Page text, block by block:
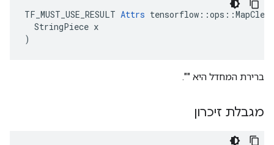
TF_MUST_USE_RESULT Attrs
  StringPiece x
)
ברירת המחדל היא "".
מגבלת זיכרון